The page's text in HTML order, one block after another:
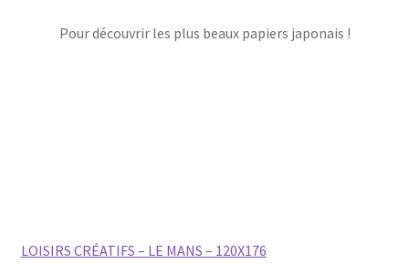
Pour découvrir les plus beaux papiers japonais !
LOISIRS CRÉATIFS – LE MANS – 120X176